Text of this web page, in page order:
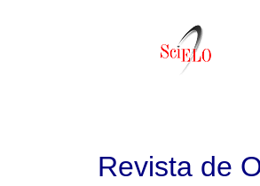
Revista de